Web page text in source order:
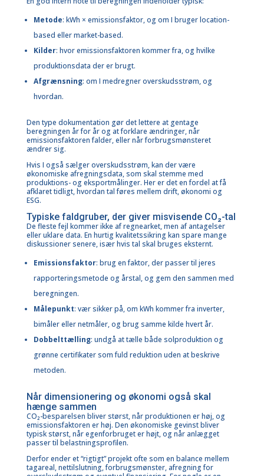
Metode: kWh × emissionsfaktor, og om I bruger location-
based eller market-based.
Kilder: hvor emissionsfaktoren kommer fra, og hvilke
produktionsdata der er brugt.
Afgrænsning: om I medregner overskudsstrøm, og
hvordan.
Den type dokumentation gør det lettere at gentage
beregningen år for år og at forklare ændringer, når
emissionsfaktoren falder, eller når forbrugsmønsteret
ændrer sig.
Hvis I også sælger overskudsstrøm, kan der være
økonomiske afregningsdata, som skal stemme med
produktions- og eksportmålinger. Her er det en fordel at få
afklaret tidligt, hvordan tal føres mellem drift, økonomi og
ESG.
Typiske faldgruber, der giver misvisende CO₂-tal
De fleste fejl kommer ikke af regnearket, men af antagelser
eller uklare data. En hurtig kvalitetssikring kan spare mange
diskussioner senere, især hvis tal skal bruges eksternt.
Emissionsfaktor: brug en faktor, der passer til jeres
rapporteringsmetode og årstal, og gem den sammen med
beregningen.
Målepunkt: vær sikker på, om kWh kommer fra inverter,
bimåler eller netmåler, og brug samme kilde hvert år.
Dobbelttælling: undgå at tælle både solproduktion og
grønne certifikater som fuld reduktion uden at beskrive
metoden.
Når dimensionering og økonomi også skal
hænge sammen
CO₂-besparelsen bliver størst, når produktionen er høj, og
emissionsfaktoren er høj. Den økonomiske gevinst bliver
typisk størst, når egenforbruget er højt, og når anlægget
passer til belastningsprofilen.
Derfor ender et “rigtigt” projekt ofte som en balance mellem
tagareal, nettilslutning, forbrugsmønster, afregning for